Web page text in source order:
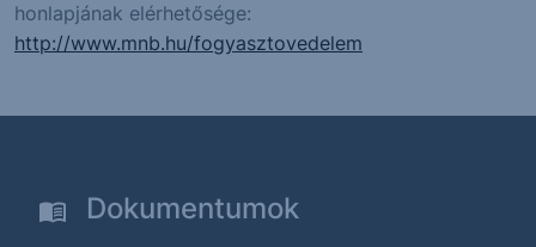
honlapjának elérhetősége:
http://www.mnb.hu/fogyasztovedelem
Dokumentumok